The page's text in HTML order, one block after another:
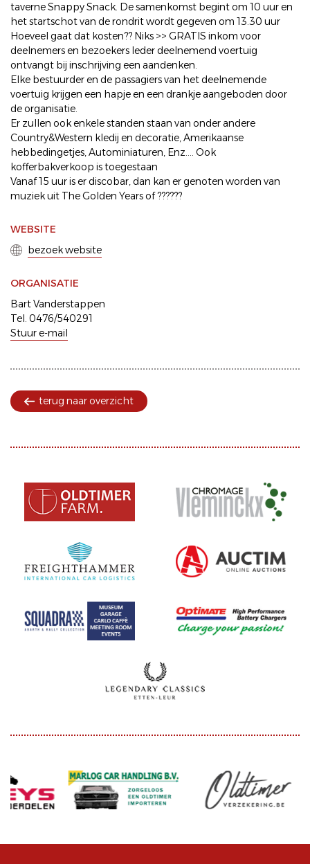
taverne Snappy Snack. De samenkomst begint om 10 uur en
het startschot van de rondrit wordt gegeven om 13.30 uur
Hoeveel gaat dat kosten?? Niks >> GRATIS inkom voor
deelnemers en bezoekers Ieder deelnemend voertuig
ontvangt bij inschrijving een aandenken.
Elke bestuurder en de passagiers van het deelnemende
voertuig krijgen een hapje en een drankje aangeboden door
de organisatie.
Er zullen ook enkele standen staan van onder andere
Country&Western kledij en decoratie, Amerikaanse
hebbedingetjes, Autominiaturen, Enz.... Ook
kofferbakverkoop is toegestaan
Vanaf 15 uur is er discobar, dan kan er genoten worden van
muziek uit The Golden Years of ??????
WEBSITE
bezoek website
ORGANISATIE
Bart Vanderstappen
Tel. 0476/540291
Stuur e-mail
terug naar overzicht